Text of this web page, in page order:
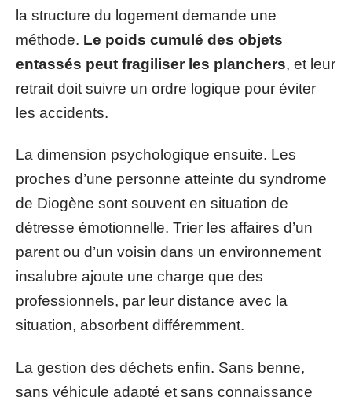
la structure du logement demande une
méthode. Le poids cumulé des objets
entassés peut fragiliser les planchers, et leur
retrait doit suivre un ordre logique pour éviter
les accidents.
La dimension psychologique ensuite. Les
proches d’une personne atteinte du syndrome
de Diogène sont souvent en situation de
détresse émotionnelle. Trier les affaires d’un
parent ou d’un voisin dans un environnement
insalubre ajoute une charge que des
professionnels, par leur distance avec la
situation, absorbent différemment.
La gestion des déchets enfin. Sans benne,
sans véhicule adapté et sans connaissance